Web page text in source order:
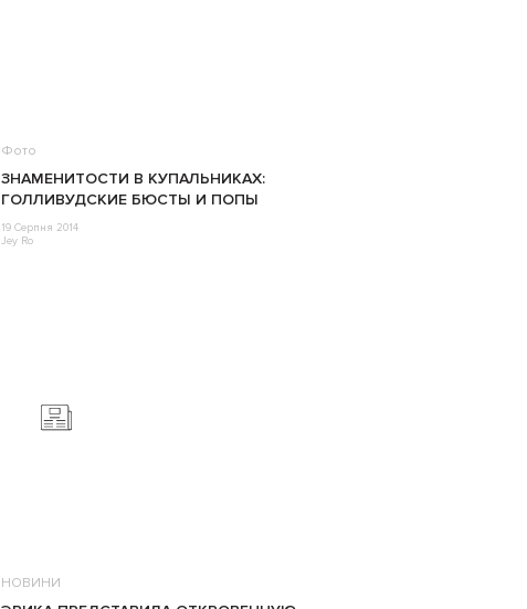
Фото
ЗНАМЕНИТОСТИ В КУПАЛЬНИКАХ:
ГОЛЛИВУДСКИЕ БЮСТЫ И ПОПЫ
19 Серпня 2014
Jey Ro
НОВИНИ